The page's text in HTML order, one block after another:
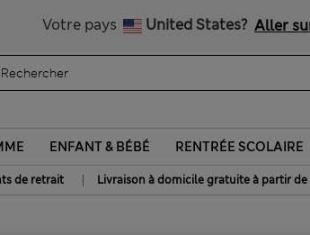
Votre pays United States? Aller
ENFANT & BÉBÉ RENTRÉE SCOLAIRE
de retrait | Livraison à domicile gratuite à partir de